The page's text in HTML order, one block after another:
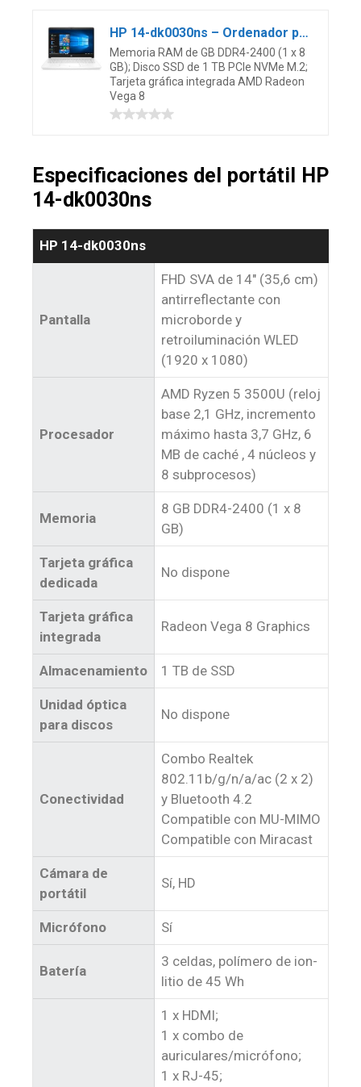
HP 14-dk0030ns – Ordenador portátil de 14″ FHD (AMD Ryzen 5 3500U, 8 GB RAM, 1 TB SSD, AMD Radeon Vega 8, Windows 10 Home) Blanco – Teclado QWERTY Español
Memoria RAM de GB DDR4-2400 (1 x 8
GB); Disco SSD de 1 TB PCIe NVMe M.2;
Tarjeta gráfica integrada AMD Radeon
Vega 8
Especificaciones del portátil HP
14-dk0030ns
HP 14-dk0030ns
Pantalla
FHD SVA de 14″ (35,6 cm)
antirreflectante con
microborde y
retroiluminación WLED
(1920 x 1080)
Procesador
AMD Ryzen 5 3500U (reloj
base 2,1 GHz, incremento
máximo hasta 3,7 GHz, 6
MB de caché , 4 núcleos y
8 subprocesos)
Memoria
8 GB DDR4-2400 (1 x 8
GB)
Tarjeta gráfica
dedicada
No dispone
Tarjeta gráfica
integrada
Radeon Vega 8 Graphics
Almacenamiento 1 TB de SSD
Unidad óptica
para discos
No dispone
Conectividad
Combo Realtek
802.11b/g/n/a/ac (2 x 2)
y Bluetooth 4.2
Compatible con MU-MIMO
Compatible con Miracast
Cámara de
portátil
Sí, HD
Micrófono Sí
Batería
3 celdas, polímero de ion-
litio de 45 Wh
1 x HDMI;
1 x combo de
auriculares/micrófono;
1 x RJ-45;